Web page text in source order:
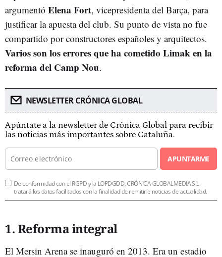
argumentó Elena Fort, vicepresidenta del Barça, para
justificar la apuesta del club. Su punto de vista no fue
compartido por constructores españoles y arquitectos.
Varios son los errores que ha cometido Limak en la
reforma del Camp Nou.
NEWSLETTER CRÓNICA GLOBAL
Apúntate a la newsletter de Crónica Global para recibir
las noticias más importantes sobre Cataluña.
APUNTARME
De conformidad con el RGPD y la LOPDGDD, CRÓNICA GLOBALMEDIA S.L.
tratará los datos facilitados con la finalidad de remitirle noticias de actualidad.
1. Reforma integral
El Mersin Arena se inauguró en 2013. Era un estadio